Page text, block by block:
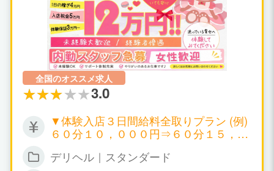
全国のオススメ求人
3.0
▼体験入店３日間給料全取りプラン (例)
６０分１０，０００円⇒６０分１５，０
０００円以上可 ▼月給１００万円以上可
デリヘル｜スタンダード